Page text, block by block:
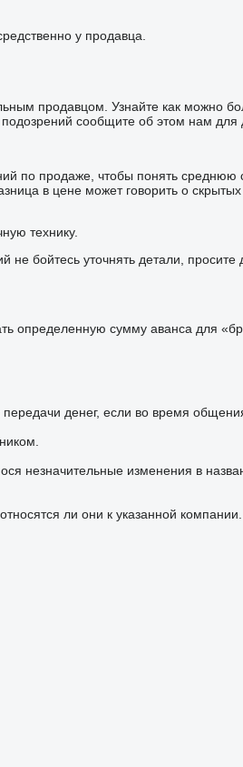
у продавца.
продавцом. Узнайте как
сообщите об этом нам для
по продаже, чтобы понять
в цене может говорить о
технику.
бойтесь уточнять детали,
сумму аванса для
денег, если во время
незначительные изменения в
ли они к указанной компании.